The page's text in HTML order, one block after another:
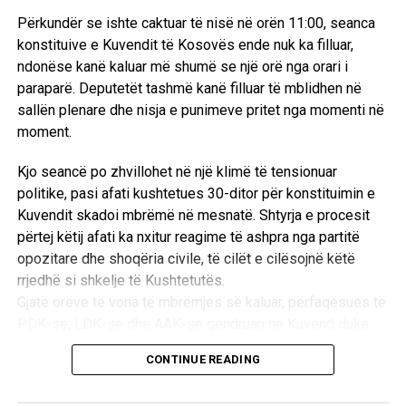
Pikërisht për këtë arsye, mendoj se përgjegjësia kryesore
tani i takon trupit gjykues, i cili duhet të marrë një vendim të
bazuar në prova dhe në standardet ndërkombëtare të
drejtësisë. Sipas bindjes sime, një vendim lirues do të
ishte epilogu që përputhet me provat e paraqitura gjatë
kryeministrit, përfaqësuesit e PDK-së dhe LDK-së e
shohin Lëvizjen Vetëvendosje si përgjegjësen kryesore
për bllokadën dhe përshkallëzimin e situatës.
Basha: Kurti i fton për diskutim, këta sulmojnë e
ofendojnë
Deputeti i Lëvizjes Vetëvendosje, Dimal Basha, përmes
një reagimi në rrjetet sociale, ka kritikuar ashpër sjelljen e
opozitës përballë ftesave të kryeministrit Albin Kurti për
dialog.
“Albin Kurti i fton partitë për diskutime që të arrihet një
marrëveshje, ndërkaq këta sulmojnë e ofendojnë. Edhe
Basha i është referuar një takimi të mëparshëm në Qeveri
Përkundër se ishte caktuar të nisë në orën 11:00, seanca
konstituive e Kuvendit të Kosovës ende nuk ka filluar,
ndonëse kanë kaluar më shumë se një orë nga orari i
paraparë. Deputetët tashmë kanë filluar të mblidhen në
sallën plenare dhe nisja e punimeve pritet nga momenti në
moment.
Kjo seancë po zhvillohet në një klimë të tensionuar
politike, pasi afati kushtetues 30-ditor për konstituimin e
Kuvendit skadoi mbrëmë në mesnatë. Shtyrja e procesit
përtej këtij afati ka nxitur reagime të ashpra nga partitë
opozitare dhe shoqëria civile, të cilët e cilësojnë këtë
rrjedhë si shkelje të Kushtetutës.
Gjatë orëve të vona të mbrëmjes së kaluar, përfaqësues të
kërkuar përmbylljen e seancës brenda kornizës kohore,
ndonëse dyert e sallës plenare ishin të mbyllura.
CONTINUE READING